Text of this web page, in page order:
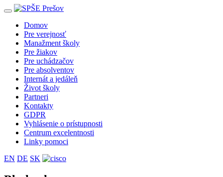
Toggle
navigationDomov
Pre verejnosť
Manažment školy
Pre žiakov
Pre uchádzačov
Pre absolventov
Internát a jedáleň
Život školy
Partneri
Kontakty
GDPR
Vyhlásenie o prístupnosti
Centrum excelentnosti
Linky pomoci
EN DE SK